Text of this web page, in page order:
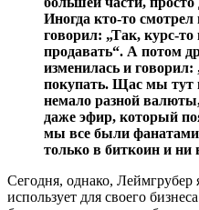
Иногда кто-то
говорил: „Так, курс-то
продавать“. А потом
изменилась и
покупать. Щас мы тут
немало разной
даже эфир, который
мы все были фанатами
только в биткоин и ни
Сегодня, однако, Леймгрубер
использует для своего